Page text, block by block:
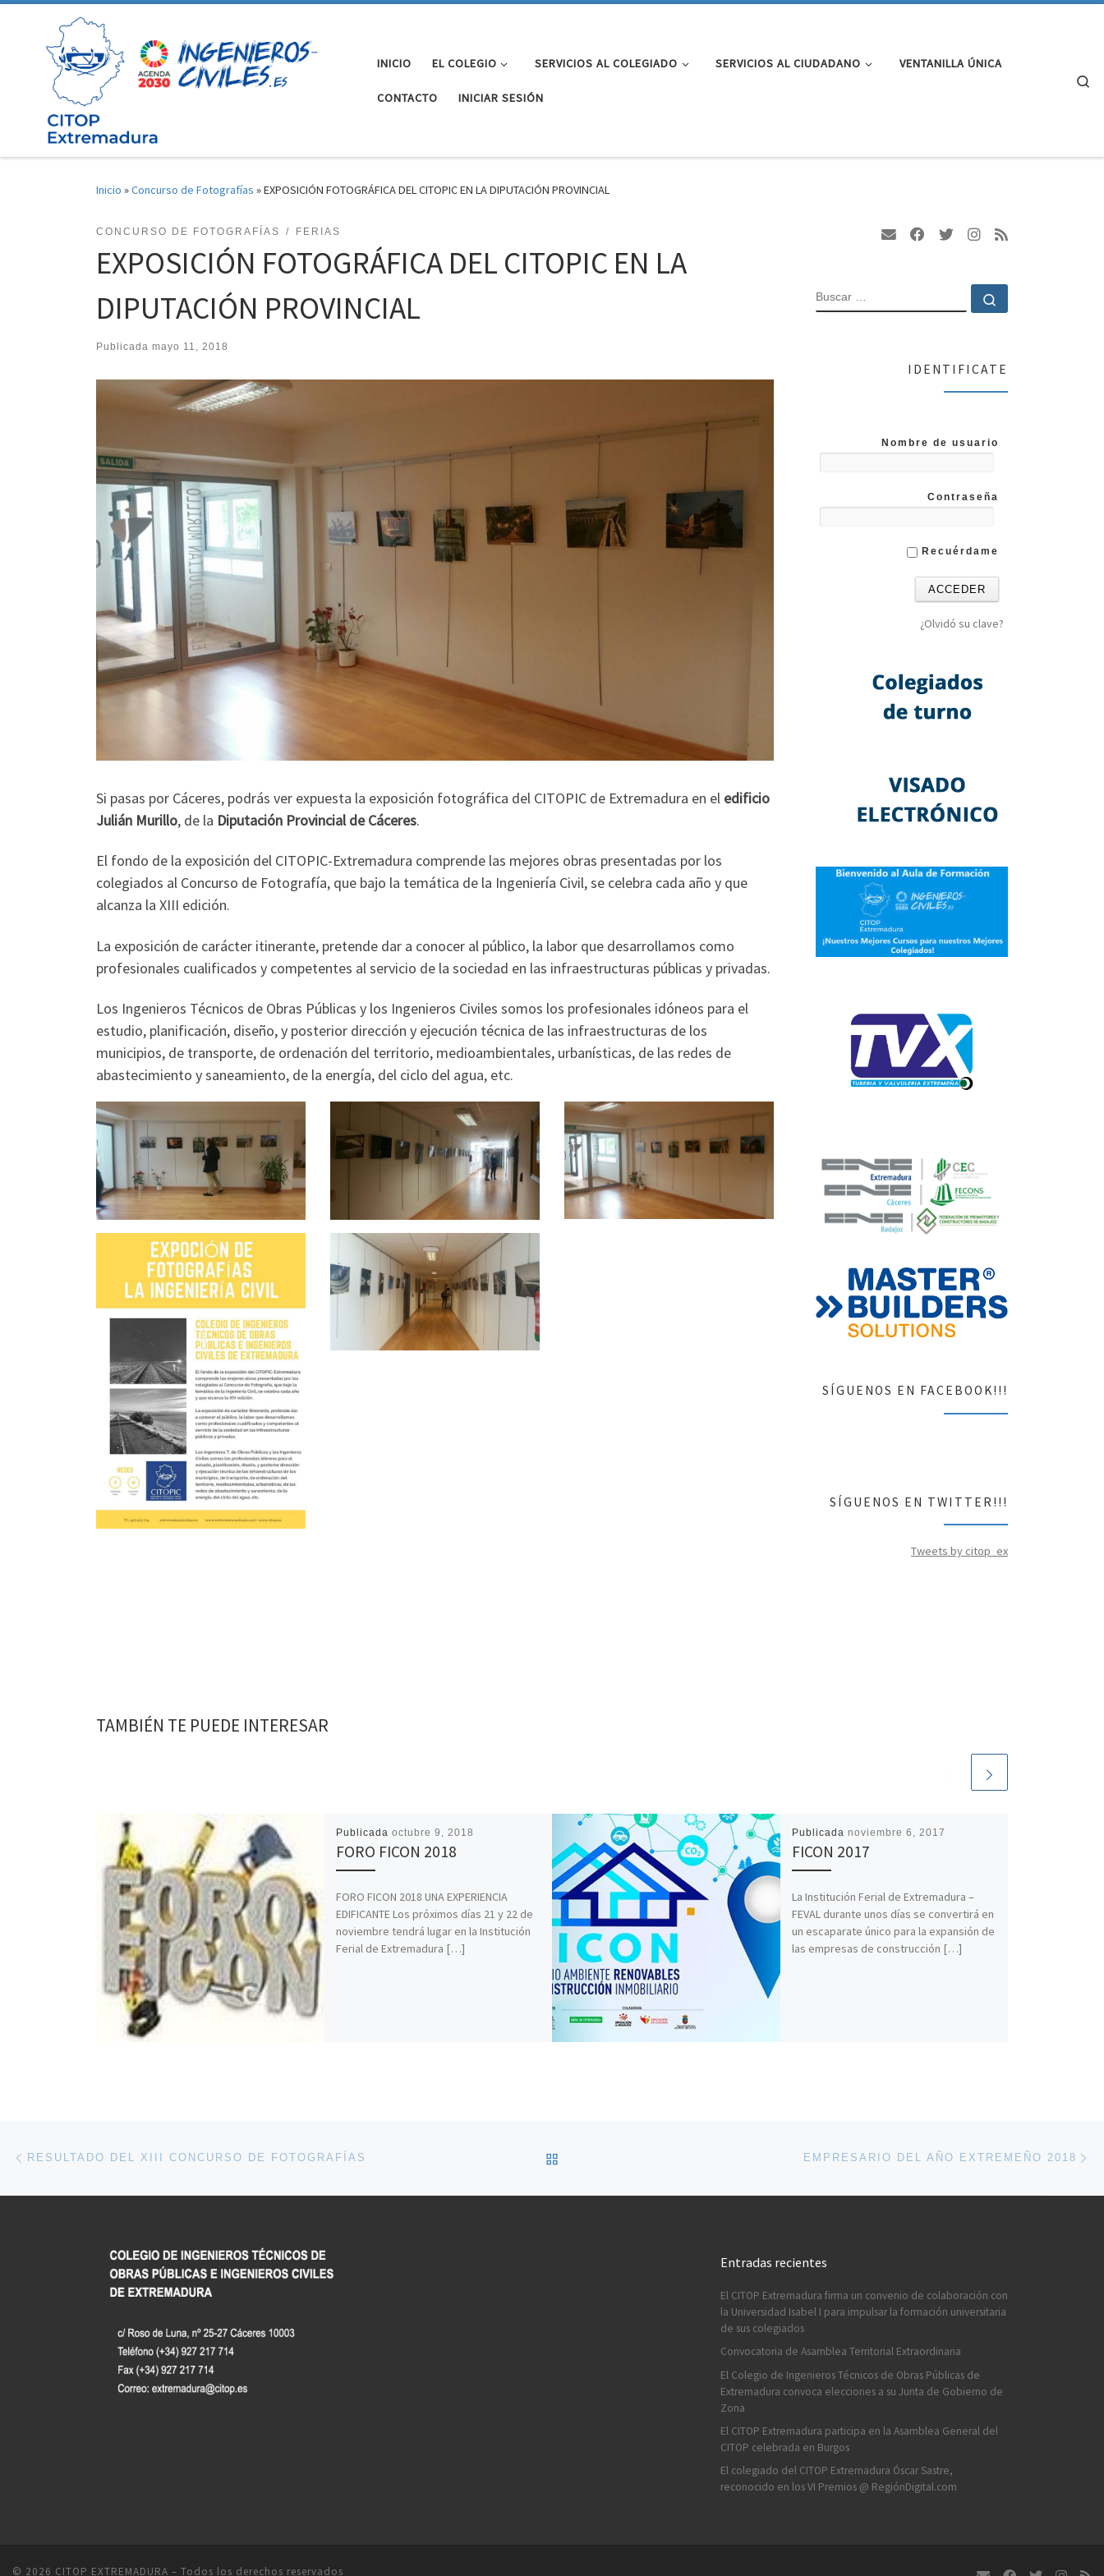
Saltar al contenido
INICIO EL COLEGIO SERVICIOS AL COLEGIADO SERVICIOS AL CIUDADANO VENTANILLA ÚNICA
CONTACTO INICIAR SESIÓN
Inicio »Concurso de Fotografías »EXPOSICIÓN FOTOGRÁFICA DEL CITOPIC EN LA DIPUTACIÓN PROVINCIAL
CONCURSO DE FOTOGRAFÍAS FERIAS
EXPOSICIÓN FOTOGRÁFICA DEL CITOPIC EN LA
DIPUTACIÓN PROVINCIAL
Publicada mayo 11, 2018
Si pasas por Cáceres, podrás ver expuesta la exposición fotográfica del CITOPIC de Extremadura en el edificio
Julián Murillo, de la Diputación Provincial de Cáceres.
El fondo de la exposición del CITOPIC-Extremadura comprende las mejores obras presentadas por los
colegiados al Concurso de Fotografía, que bajo la temática de la Ingeniería Civil, se celebra cada año y que
alcanza la XIII edición.
La exposición de carácter itinerante, pretende dar a conocer al público, la labor que desarrollamos como
profesionales cualificados y competentes al servicio de la sociedad en las infraestructuras públicas y privadas.
Los Ingenieros Técnicos de Obras Públicas y los Ingenieros Civiles somos los profesionales idóneos para el
estudio, planificación, diseño, y posterior dirección y ejecución técnica de las infraestructuras de los
municipios, de transporte, de ordenación del territorio, medioambientales, urbanísticas, de las redes de
abastecimiento y saneamiento, de la energía, del ciclo del agua, etc.
TAMBIÉN TE PUEDE INTERESAR
Publicada octubre 9, 2018
FORO FICON 2018
FORO FICON 2018 UNA EXPERIENCIA
EDIFICANTE Los próximos días 21 y 22 de
noviembre tendrá lugar en la Institución
Ferial de Extremadura […]
Publicada noviembre 6, 2017
FICON 2017
La Institución Ferial de Extremadura –
FEVAL durante unos días se convertirá en
un escaparate único para la expansión de
las empresas de construcción […]
BUSCAR
IDENTIFICATE
Nombre de usuario
Contraseña
Recuérdame
¿Olvidó su clave?
SÍGUENOS EN FACEBOOK!!!
SÍGUENOS EN TWITTER!!!
Tweets by citop_ex
Navegación de entradas
RESULTADO DEL XIII CONCURSO DE FOTOGRAFÍAS EMPRESARIO DEL AÑO EXTREMEÑO 2018
Entradas recientes
El CITOP Extremadura firma un convenio de colaboración con
la Universidad Isabel I para impulsar la formación universitaria
de sus colegiados
Convocatoria de Asamblea Territorial Extraordinaria
El Colegio de Ingenieros Técnicos de Obras Públicas de
Extremadura convoca elecciones a su Junta de Gobierno de
Zona
El CITOP Extremadura participa en la Asamblea General del
CITOP celebrada en Burgos
El colegiado del CITOP Extremadura Óscar Sastre,
reconocido en los VI Premios @ RegiónDigital.com
© 2026 CITOP EXTREMADURA – Todos los derechos reservados